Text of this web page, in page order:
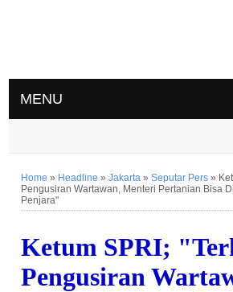
MENU
Home » Headline »Jakarta »Seputar Pers »
Pengusiran Wartawan, Menteri Pertanian Bisa
Penjara"
Ketum SPRI;
Pengusiran